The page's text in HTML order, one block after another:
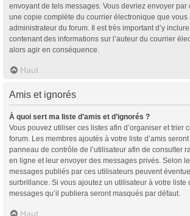
envoyant de tels messages. Vous devriez envoyer
une copie complète du courrier électronique que vous
administrateur du forum. Il est très important d’y
contenant des informations sur l’auteur du courrier
alors agir en conséquence.
Haut
Amis et ignorés
À quoi sert ma liste d’amis et d’ignorés ?
Vous pouvez utiliser ces listes afin d’organiser et trier
forum. Les membres ajoutés à votre liste d’amis
panneau de contrôle de l’utilisateur afin de consulter
en ligne et leur envoyer des messages privés. Selon
messages publiés par ces utilisateurs peuvent
surbrillance. Si vous ajoutez un utilisateur à votre liste
messages qu’il publiera seront masqués par défaut.
Haut